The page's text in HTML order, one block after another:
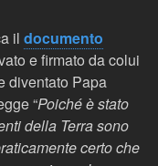
il documento
e firmato da colui
diventato Papa
“Poiché è stato
della Terra sono
certo che